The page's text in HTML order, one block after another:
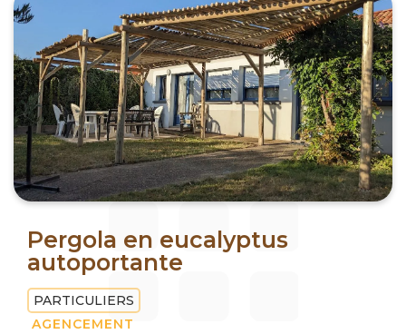
Pergola en eucalyptus
autoportante
PARTICULIERS
AGENCEMENT